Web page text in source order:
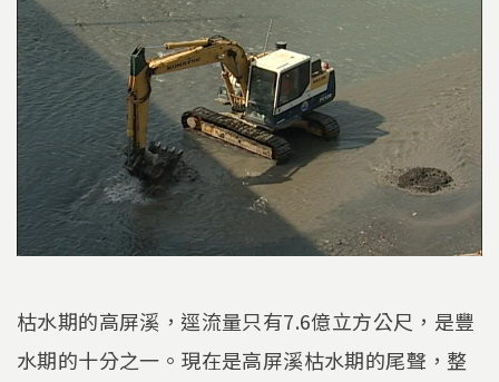
枯水期的高屏溪，逕流量只有7.6億立方公尺，是豐
水期的十分之一。現在是高屏溪枯水期的尾聲，整